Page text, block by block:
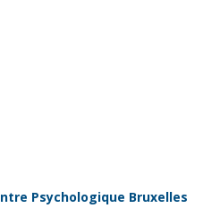
Psychologique Bruxelles